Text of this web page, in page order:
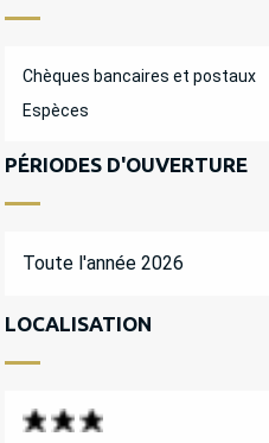
Chèques bancaires et postaux
Espèces
PÉRIODES D'OUVERTURE
Toute l'année 2026
LOCALISATION